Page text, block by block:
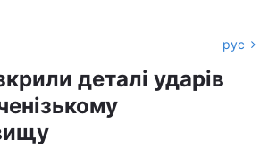
рус
деталі ударів